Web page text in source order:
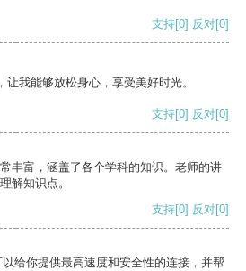
支持[0] 反对[0]
我能够放松身心，享受美好时光。
支持[0] 反对[0]
丰富，涵盖了各个学科的知识。老师的讲
解知识点。
支持[0] 反对[0]
给你提供最高速度和安全性的连接，并帮